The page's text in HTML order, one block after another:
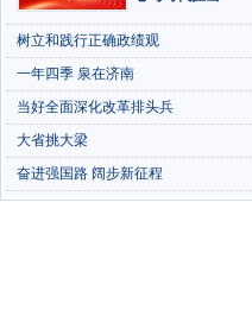
树立和践行正确政绩观
一年四季 泉在济南
当好全面深化改革排头兵
大省挑大梁
奋进强国路 阔步新征程